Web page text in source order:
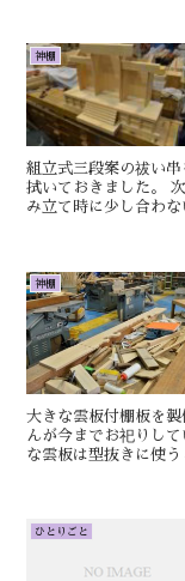
神棚
組立式三段案の祓い
拭いておきました。
み立て時に少し合わ
神棚
大きな雲板付棚板を
んが今までお祀りし
な雲板は型抜きに使
ひとりごと